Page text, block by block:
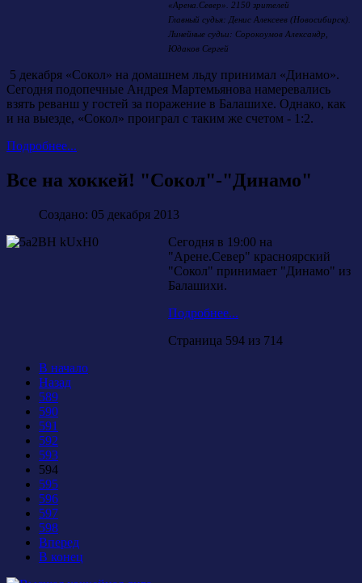
«Арена.Север». 2150 зрителей
Главный судья: Денис Алексеев (Новосибирск).
Линейные судьи: Сорокоумов Александр,
Юдаков Сергей
5 декабря «Сокол» на домашнем льду принимал «Динамо».
Сегодня подопечные Андрея Мартемьянова намеревались
взять реванш у гостей за поражение в Балашихе. Однако, как
и на выезде, «Сокол» проиграл с таким же счетом - 1:2.
Подробнее...
Все на хоккей! "Сокол"-"Динамо"
Создано: 05 декабря 2013
Сегодня в 19:00 на
"Арене.Север" красноярский
"Сокол" принимает "Динамо" из
Балашихи.
Подробнее...
Страница 594 из 714
В начало
Назад
589
590
591
592
593
594
595
596
597
598
Вперед
В конец